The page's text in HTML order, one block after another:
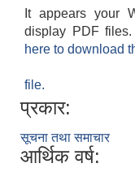
It appears your
display PDF files.
here to download
file.
प्रकार:
सूचना तथा समाचार
आर्थिक वर्ष: